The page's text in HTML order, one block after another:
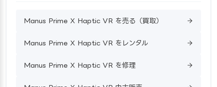
Manus Prime X Haptic VR を売る（買取）
Manus Prime X Haptic VR をレンタル
Manus Prime X Haptic VR を修理